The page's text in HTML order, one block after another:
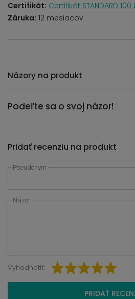
Certifikát: Certifikát STANDARD 100
Záruka: 12 mesiacov
Názory na produkt
Podeľte sa o svoj názor!
Pridať recenziu na produkt
Pseudónym
Názor
Vyhodnotiť:
PRIDAŤ